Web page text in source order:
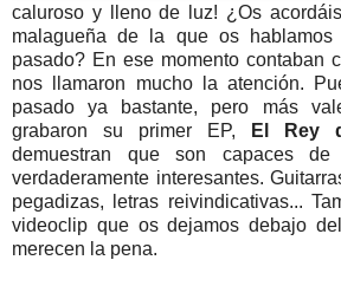
caluroso y lleno de luz! ¿Os
malagueña de la que os
pasado? En ese momento contaban
nos llamaron mucho la atención.
pasado ya bastante, pero más
grabaron su primer EP,
El Rey
demuestran que son capaces
verdaderamente interesantes.
pegadizas, letras reivindicativas...
videoclip que os dejamos debajo
merecen la pena.